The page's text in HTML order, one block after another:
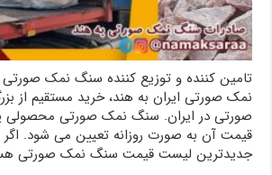
تامین کننده و توزیع کننده سنگ نمک صورتی
نمک صورتی ایران به هند، خرید مستقیم از
صورتی در ایران. سنگ نمک صورتی محصولی
قیمت آن به صورت روزانه تعیین می شود. اگر
جدیدترین لیست قیمت سنگ نمک صورتی